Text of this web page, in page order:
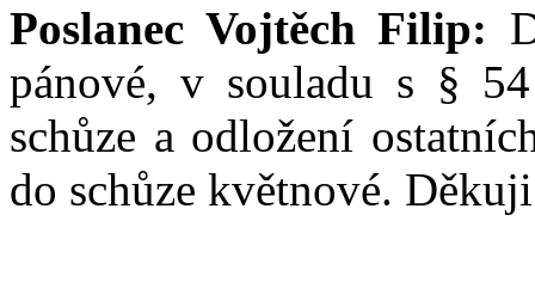
Poslanec Vojtěch Filip:
pánové, v souladu s §
schůze a odložení
do schůze květnové.